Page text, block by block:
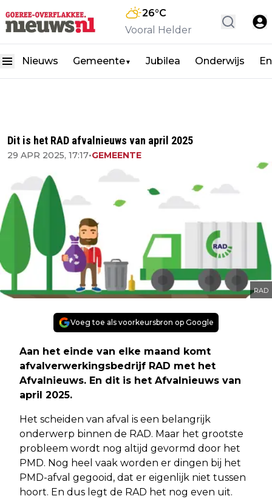
26°C
Vooral Helder
Nieuws Gemeente▼ Jubilea Onderwijs
Dit is het RAD afvalnieuws van april 2025
29 APR 2025, 17:17•GEMEENTE
RAD
Voeg toe als voorkeursbron op Google
Aan het einde van elke maand komt
afvalverwerkingsbedrijf RAD met het
Afvalnieuws. En dit is het Afvalnieuws van
april 2025.
Het scheiden van afval is een belangrijk
onderwerp binnen de RAD. Maar het grootste
probleem wordt nog altijd gevormd door het
PMD. Nog heel vaak worden er dingen bij het
PMD-afval gegooid, dat er eigenlijk niet tussen
hoort. En dus legt de RAD het nog even uit.